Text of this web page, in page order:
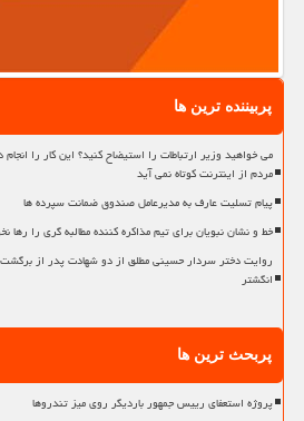
پربیننده ترین ها
می خواهید وزیر ارتباطات را استیضاح کنید؟ این کار را
مردم از اینترنت کوتاه نمی آید
پیام تسلیت عارف به مدیرعامل صندوق ضمانت سپرده ها
خط و نشان نبویان برای تیم مذاکره کننده مطالبه گری را رها
روایت دختر سردار حسینی مطلق از دو شهادت پدر از
انگشتر
پربحث ترین ها
پروژه استعفای رییس جمهور باردیگر روی میز تندروها